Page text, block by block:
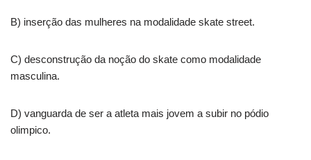
B) inserção das mulheres na modalidade skate street.
C) desconstrução da noção do skate como modalidade
masculina.
D) vanguarda de ser a atleta mais jovem a subir no pódio
olimpico.